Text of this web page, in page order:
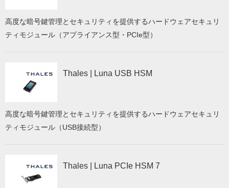
高度な暗号鍵管理とセキュリティを提供するハードウェアセキュリ
ティモジュール（アプライアンス型・PCIe型）
Thales | Luna USB HSM
高度な暗号鍵管理とセキュリティを提供するハードウェアセキュリ
ティモジュール（USB接続型）
Thales | Luna PCIe HSM 7